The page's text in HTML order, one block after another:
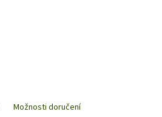
Možnosti doručení